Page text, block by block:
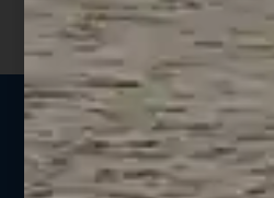
prodotto;
Seguici